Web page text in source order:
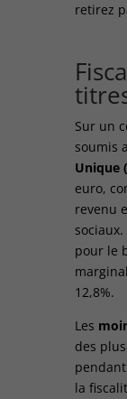
retirez
Sur un
soumis
Unique
euro,
revenu
pour le
12,8%.
Les
des
la